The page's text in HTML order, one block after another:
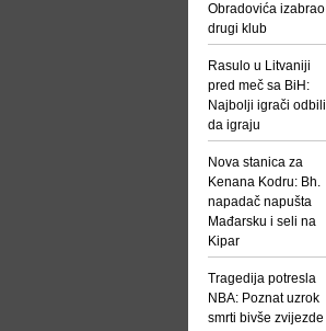
Obradovića izabrao
drugi klub
Rasulo u Litvaniji
pred meč sa BiH:
Najbolji igrači odbili
da igraju
Nova stanica za
Kenana Kodru: Bh.
napadač napušta
Mađarsku i seli na
Kipar
Tragedija potresla
NBA: Poznat uzrok
smrti bivše zvijezde